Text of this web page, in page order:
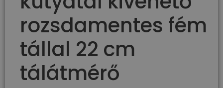
rozsdamentes fém
tállal 22 cm
tálátmérő